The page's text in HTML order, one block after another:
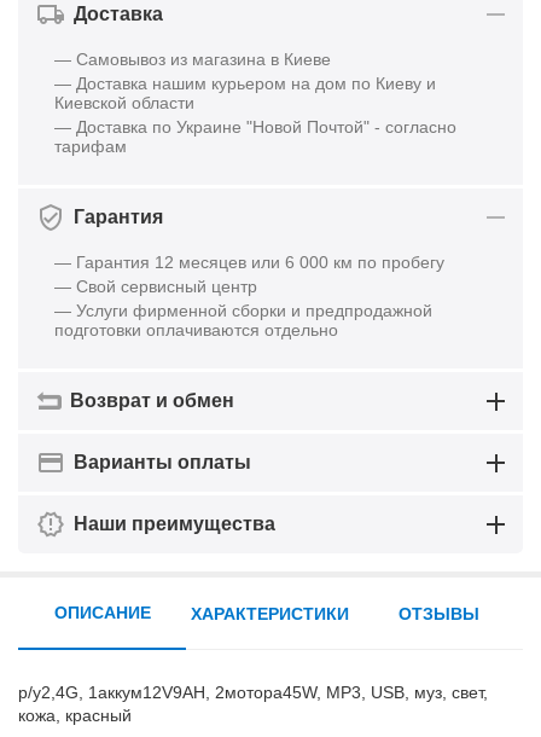
Доставка
— Самовывоз из магазина в Киеве
— Доставка нашим курьером на дом по Киеву и
Киевской области
— Доставка по Украине "Новой Почтой" - согласно
тарифам
Гарантия
— Гарантия 12 месяцев или 6 000 км по пробегу
— Свой сервисный центр
— Услуги фирменной сборки и предпродажной
подготовки оплачиваются отдельно
Возврат и обмен
Варианты оплаты
Наши преимущества
ОПИСАНИЕ
р/у2,4G, 1аккум12V9AH, 2мотора45W, MP3, USB, муз, свет,
кожа, красный
ХАРАКТЕРИСТИКИ ОТЗЫВЫ